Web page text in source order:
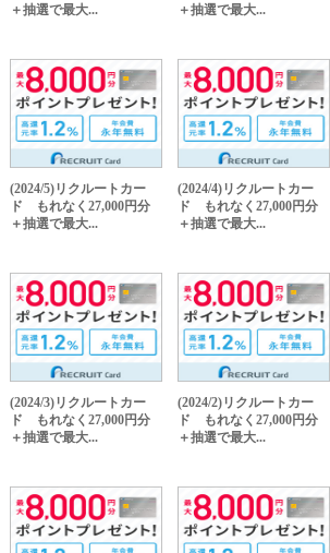
＋抽選で最大...
＋抽選で最大...
(2024/5)リクルートカー
ド もれなく27,000円分
＋抽選で最大...
(2024/4)リクルートカー
ド もれなく27,000円分
＋抽選で最大...
(2024/3)リクルートカー
ド もれなく27,000円分
＋抽選で最大...
(2024/2)リクルートカー
ド もれなく27,000円分
＋抽選で最大...